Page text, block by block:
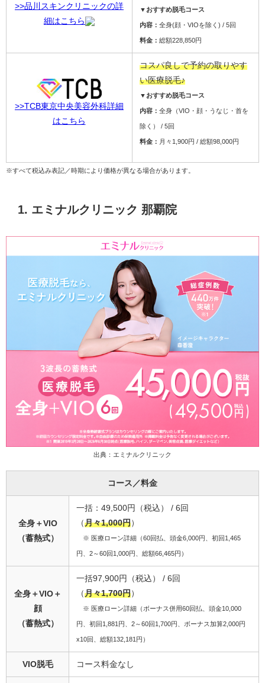
>>品川スキンクリニックの詳
細はこちら
▼おすすめ脱毛コース
内容： 全身(顔・VIOを除く) / 5回
料金： 総額228,850円
>>TCB東京中央美容外科詳細
はこちら
コスパ良しで予約の取りやす
い医療脱毛♪
▼おすすめ脱毛コース
内容： 全身（VIO・顔・うなじ・首を
除く） / 5回
料金： 月々1,900円 / 総額98,000円
※すべて税込み表記／時期により価格が異なる場合があります。
1. エミナルクリニック 那覇院
出典：エミナルクリニック
コース／料金
全身＋VIO
（蓄熱式）
一括：49,500円（税込） / 6回
（月々1,000円）
※ 医療ローン詳細（60回払、頭金6,000円、初回1,465
円、2～60回1,000円、総額66,465円）
全身＋VIO＋
顔
（蓄熱式）
一括97,900円（税込） / 6回
（月々1,700円）
※ 医療ローン詳細（ボーナス併用60回払、頭金10,000
円、初回1,881円、2～60回1,700円、ボーナス加算2,000円
x10回、総額132,181円）
VIO脱毛 コース料金なし